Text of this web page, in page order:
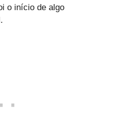
o início de algo